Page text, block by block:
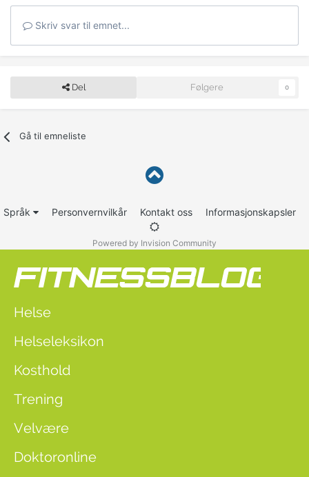
Skriv svar til emnet...
Del Følgere 0
Gå til emneliste
Språk Personvernvilkår Kontakt oss Informasjonskapsler
Powered by Invision Community
Helse
Helseleksikon
Kosthold
Trening
Velvære
Doktoronline